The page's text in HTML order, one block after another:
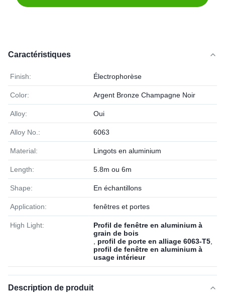
Caractéristiques
Finish: Électrophorèse
Color: Argent Bronze Champagne Noir
Alloy: Oui
Alloy No.: 6063
Material: Lingots en aluminium
Length: 5.8m ou 6m
Shape: En échantillons
Application: fenêtres et portes
High Light:
Profil de fenêtre en aluminium à
grain de bois
profil de porte en alliage 6063-T5
profil de fenêtre en aluminium à
usage intérieur
Description de produit